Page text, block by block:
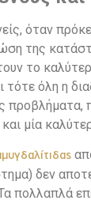
όταν
της
το
τότε όλη η
προβλήματα,
μία
δεν
πολλαπλά